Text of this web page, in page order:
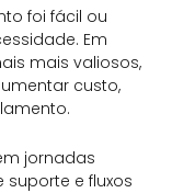
foi fácil ou
Em
mais valiosos,
custo,
jornadas
e fluxos